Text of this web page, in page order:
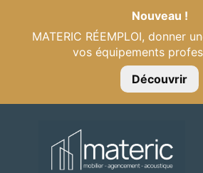
Nouveau !
MATERIC RÉEMPLOI, donner
vos équipements
Découvrir